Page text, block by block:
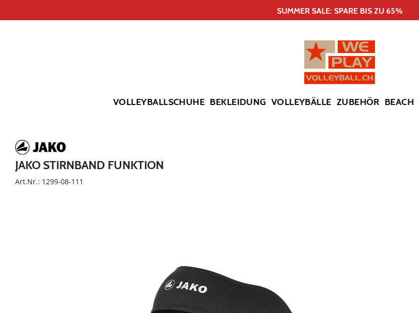
SUMMER SALE: SPARE BIS ZU 65%
VOLLEYBALLSCHUHE BEKLEIDUNG VOLLEYBÄLLE ZUBEHÖR BEACH
JAKO STIRNBAND FUNKTION
Art.Nr.: 1299-08-111